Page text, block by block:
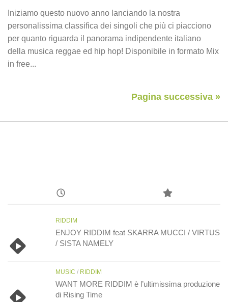
Iniziamo questo nuovo anno lanciando la nostra
personalissima classifica dei singoli che più ci piacciono
per quanto riguarda il panorama indipendente italiano
della musica reggae ed hip hop! Disponibile in formato Mix
in free...
Pagina successiva »
RIDDIM
ENJOY RIDDIM feat SKARRA MUCCI / VIRTUS
/ SISTA NAMELY
MUSIC / RIDDIM
WANT MORE RIDDIM è l’ultimissima produzione
di Rising Time